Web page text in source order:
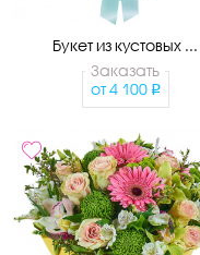
Букет из кустовых ...
Заказать
от 4 100